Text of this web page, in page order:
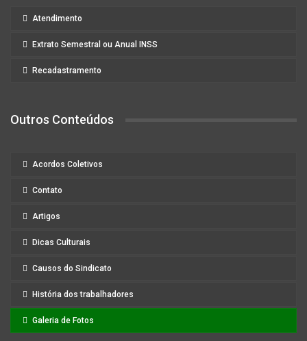
Atendimento
Extrato Semestral ou Anual INSS
Recadastramento
Outros Conteúdos
Acordos Coletivos
Contato
Artigos
Dicas Culturais
Causos do Sindicato
História dos trabalhadores
Galeria de Fotos